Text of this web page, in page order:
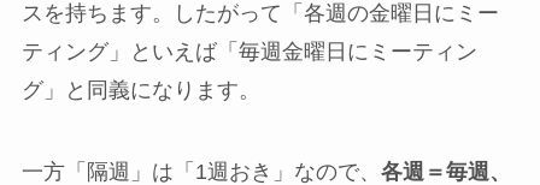
スを持ちます。したがって「各週の金曜日にミー
ティング」といえば「毎週金曜日にミーティン
グ」と同義になります。
一方「隔週」は「1週おき」なので、 各週＝毎週、